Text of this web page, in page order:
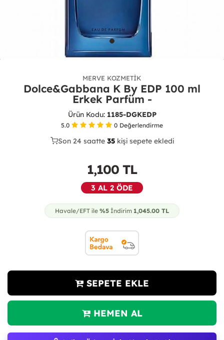
MERVE KOZMETIK
Dolce&Gabbana K By EDP 100 ml
Erkek Parfüm -
Ürün Kodu: 1185-DGKEDP
5.0 0 Değerlendirme
20
Son 24 saatte 35 kişi sepete ekledi
14
1,100 TL
3 AL 2 ÖDE
Havale/EFT ile %5 İndirim 1,045.00 TL
SEPETE EKLE
HEMEN AL